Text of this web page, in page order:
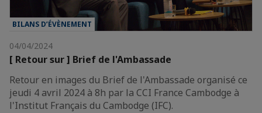
BILANS D’ÉVÈNEMENT
04/04/2024
[ Retour sur ] Brief de l'Ambassade
Retour en images du Brief de l'Ambassade organisé ce
jeudi 4 avril 2024 à 8h par la CCI France Cambodge à
l'Institut Français du Cambodge (IFC).